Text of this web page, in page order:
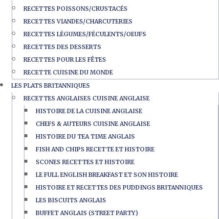
RECETTES POISSONS/CRUSTACÉS
RECETTES VIANDES/CHARCUTERIES
RECETTES LÉGUMES/FÉCULENTS/OEUFS
RECETTES DES DESSERTS
RECETTES POUR LES FÊTES
RECETTE CUISINE DU MONDE
LES PLATS BRITANNIQUES
RECETTES ANGLAISES CUISINE ANGLAISE
HISTOIRE DE LA CUISINE ANGLAISE
CHEFS & AUTEURS CUISINE ANGLAISE
HISTOIRE DU TEA TIME ANGLAIS
FISH AND CHIPS RECETTE ET HISTOIRE
SCONES RECETTES ET HISTOIRE
LE FULL ENGLISH BREAKFAST ET SON HISTOIRE
HISTOIRE ET RECETTES DES PUDDINGS BRITANNIQUES
LES BISCUITS ANGLAIS
BUFFET ANGLAIS (STREET PARTY)